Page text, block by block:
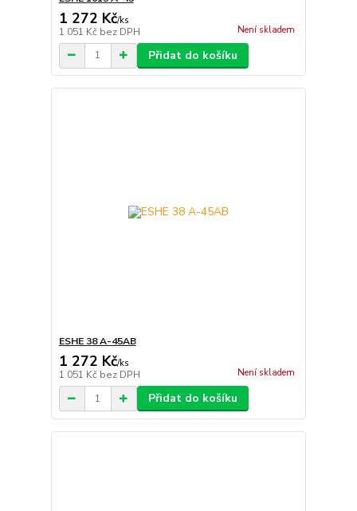
1 272 Kč/ks
1 051 Kč bez DPH Není skladem
Přidat do košíku
ESHE 38 A-45AB
1 272 Kč/ks
1 051 Kč bez DPH Není skladem
Přidat do košíku